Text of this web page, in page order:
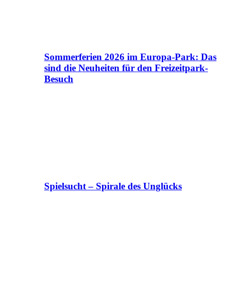
Sommerferien 2026 im Europa-Park: Das
sind die Neuheiten für den Freizeitpark-
Besuch
Spielsucht – Spirale des Unglücks